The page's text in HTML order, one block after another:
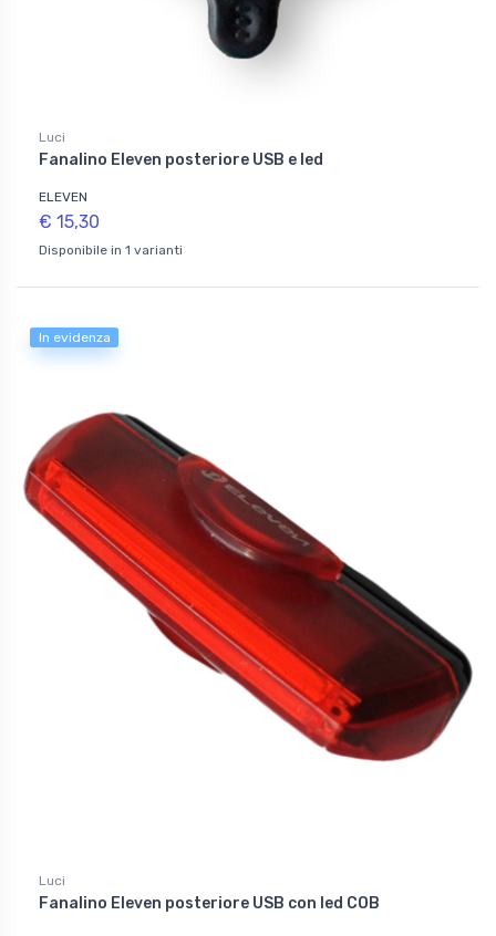
Luci
Fanalino Eleven posteriore USB e led
ELEVEN
€ 15,30
Disponibile in 1 varianti
In evidenza
Luci
Fanalino Eleven posteriore USB con led COB